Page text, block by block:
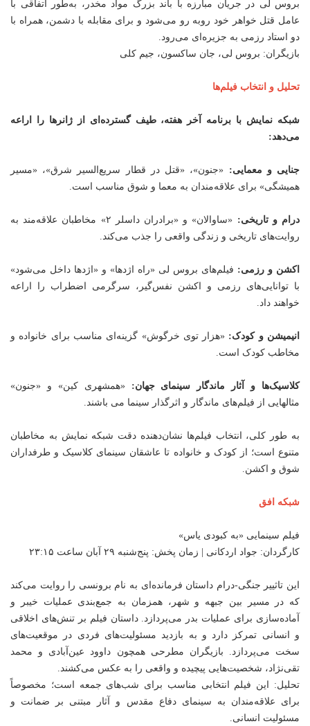
بروس لی در جریان مبارزه با باند بزرگ مواد مخدر، به‌طور اتفاقی با
عامل قتل خواهر خود روبه رو می‌شود و برای مقابله با دشمن، همراه با
دو استاد رزمی به جزیره‌ای می‌رود.
بازیگران: بروس لی، جان ساکسون، جیم کلی
تحلیل و انتخاب فیلم‌ها
شبکه نمایش با برنامه آخر هفته، طیف گسترده‌ای از ژانرها را اراعه
می‌دهد:
جنایی و معمایی: «جنون»، «قتل در قطار سریع‌السیر شرق»، «مسیر
همیشگی» برای علاقه‌مندان به معما و شوق مناسب است.
درام و تاریخی:
«ساوالان» و «برادران داسلر ۲» مخاطبان علاقه‌مند به
روایت‌های تاریخی و زندگی واقعی را جذب می‌کند.
اکشن و رزمی: فیلم‌های بروس لی «راه اژدها» و «اژدها داخل می‌شود»
با توانایی‌های رزمی و اکشن نفس‌گیر، سرگرمی اضطراب را اراعه
خواهند داد.
انیمیشن و کودک: «هزار توی خرگوش» گزینه‌ای مناسب برای خانواده و
مخاطب کودک است.
کلاسیک‌ها و آثار ماندگار سینمای جهان:«همشهری کین» و «جنون»
مثالهایی از فیلم‌های ماندگار و اثرگذار سینما می باشند.
به طور کلی، انتخاب فیلم‌ها نشان‌دهنده دقت شبکه نمایش به مخاطبان
متنوع است؛ از کودک و خانواده تا عاشقان سینمای کلاسیک و طرفداران
شوق و اکشن.
شبکه افق
فیلم سینمایی «به کبودی یاس»
کارگردان: جواد اردکانی | زمان پخش: پنج‌شنبه ۲۹ آبان ساعت ۲۳:۱۵
این تاثییر جنگی-درام داستان فرمانده‌ای به نام برونسی را روایت می‌کند
که در مسیر بین جبهه و شهر، همزمان به جمع‌بندی عملیات خیبر و
آماده‌سازی برای عملیات بدر می‌پردازد. داستان فیلم بر تنش‌های اخلاقی
و انسانی تمرکز دارد و به بازدید مسئولیت‌های فردی در موقعیت‌های
سخت می‌پردازد. بازیگران مطرحی همچون داوود عین‌آبادی و محمد
تقی‌نژاد، شخصیت‌هایی پیچیده و واقعی را به عکس می‌کشند.
تحلیل: این فیلم انتخابی مناسب برای شب‌های جمعه است؛ مخصوصاً
برای علاقه‌مندان به سینمای دفاع مقدس و آثار مبتنی بر ضمانت و
مسئولیت انسانی.